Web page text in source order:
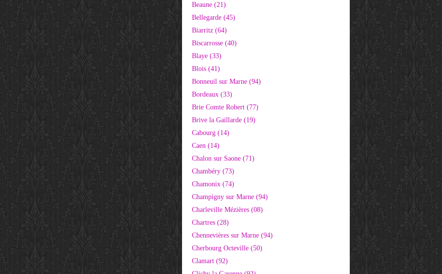
Beaune (21)
Bellegarde (45)
Biarritz (64)
Biscarrosse (40)
Blaye (33)
Blois (41)
Bonneuil sur Marne (94)
Bordeaux (33)
Brie Comte Robert (77)
Brive la Gaillarde (19)
Cabourg (14)
Caen (14)
Chalon sur Saone (71)
Chambéry (73)
Chamonix (74)
Champigny sur Marne (94)
Charleville Mézières (08)
Chartres (28)
Chennevières sur Marne (94)
Cherbourg Octeville (50)
Clamart (92)